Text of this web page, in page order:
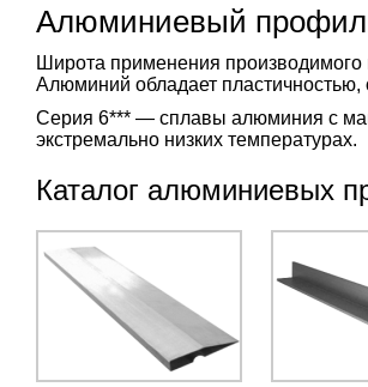
Алюминиевый
Широта применения
Алюминий обладает пластичностью,
Серия 6*** — сплавы алюминия с
экстремально низких температурах.
Каталог алюминиевых